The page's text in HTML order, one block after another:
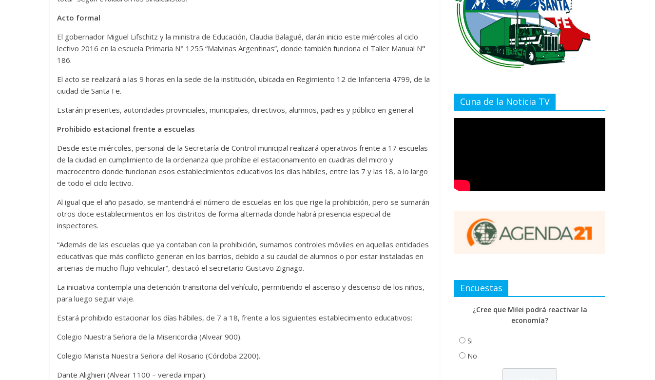
Acto formal
El gobernador Miguel Lifschitz y la ministra de Educación, Claudia Balagué, darán inicio este miércoles al ciclo
lectivo 2016 en la escuela Primaria N° 1255 “Malvinas Argentinas”, donde también funciona el Taller Manual N°
186.
El acto se realizará a las 9 horas en la sede de la institución, ubicada en Regimiento 12 de Infanteria 4799, de la
ciudad de Santa Fe.
Estarán presentes, autoridades provinciales, municipales, directivos, alumnos, padres y público en general.
Prohibido estacional frente a escuelas
Desde este miércoles, personal de la Secretaría de Control municipal realizará operativos frente a 17 escuelas
de la ciudad en cumplimiento de la ordenanza que prohíbe el estacionamiento en cuadras del micro y
macrocentro donde funcionan esos establecimientos educativos los días hábiles, entre las 7 y las 18, a lo largo
de todo el ciclo lectivo.
Al igual que el año pasado, se mantendrá el número de escuelas en los que rige la prohibición, pero se sumarán
otros doce establecimientos en los distritos de forma alternada donde habrá presencia especial de
inspectores.
“Además de las escuelas que ya contaban con la prohibición, sumamos controles móviles en aquellas entidades
educativas que más conflicto generan en los barrios, debido a su caudal de alumnos o por estar instaladas en
arterias de mucho flujo vehicular”, destacó el secretario Gustavo Zignago.
La iniciativa contempla una detención transitoria del vehículo, permitiendo el ascenso y descenso de los niños,
para luego seguir viaje.
Estará prohibido estacionar los días hábiles, de 7 a 18, frente a los siguientes establecimiento educativos:
Colegio Nuestra Señora de la Misericordia (Alvear 900).
Colegio Marista Nuestra Señora del Rosario (Córdoba 2200).
Dante Alighieri (Alvear 1100 – vereda impar).
Cuna de la Noticia TV
Encuestas
¿Cree que Milei podrá reactivar la
economía?
Si
No